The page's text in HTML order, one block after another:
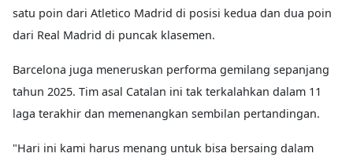
satu poin dari Atletico Madrid di posisi kedua dan dua poin
dari Real Madrid di puncak klasemen.
Barcelona juga meneruskan performa gemilang sepanjang
tahun 2025. Tim asal Catalan ini tak terkalahkan dalam 11
laga terakhir dan memenangkan sembilan pertandingan.
"Hari ini kami harus menang untuk bisa bersaing dalam